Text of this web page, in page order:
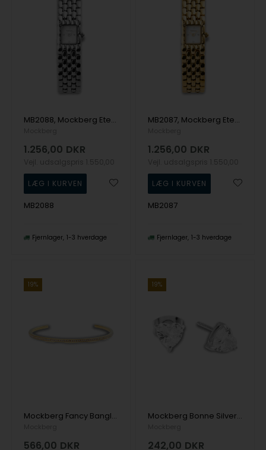
MB2088, Mockberg Eternal Steel Watch Quartz Dame m/lænke
1.256,00 DKR
MB2088
Fjernlager 1-3 hverdage
MB2087, Mockberg Eternal Gold Watch Quartz Dame m/lænke
1.256,00 DKR
MB2087
Fjernlager 1-3 hverdage
19%
Mockberg Fancy Bangle Medium Armbånd
566,00 DKR
19%
Mockberg Bonne Silver Studs White Ørering
242,00 DKR